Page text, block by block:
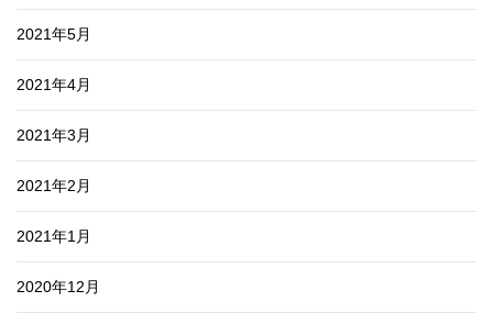
2021年5月
2021年4月
2021年3月
2021年2月
2021年1月
2020年12月